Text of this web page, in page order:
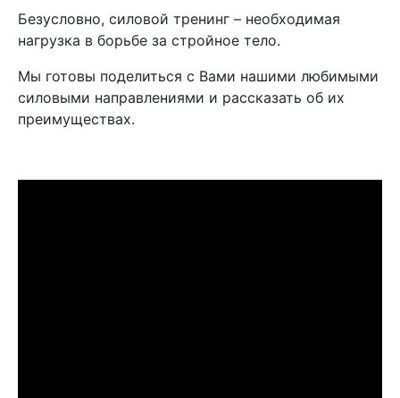
Безусловно, силовой тренинг – необходимая
нагрузка в борьбе за стройное тело.
Мы готовы поделиться с Вами нашими любимыми
силовыми направлениями и рассказать об их
преимуществах.